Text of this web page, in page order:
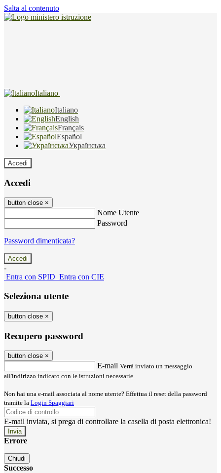
Salta al contenuto
Italiano
Italiano
English
Français
Español
Українська
Accedi
Accedi
button close ×
Nome Utente
Password
Password dimenticata?
-
Entra con SPID Entra con CIE
Seleziona utente
button close ×
Recupero password
button close ×
E-mail Verrà inviato un messaggio
all'indirizzo indicato con le istruzioni necessarie.
Non hai una e-mail associata al nome utente? Effettua il reset della password
tramite la Login Spaggiari
E-mail inviata, si prega di controllare la casella di posta elettronica!
Errore
Chiudi
Successo